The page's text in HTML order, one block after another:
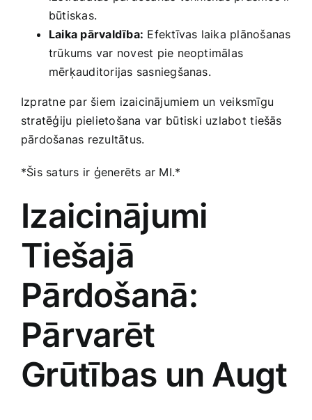
būtiskas.
Laika pārvaldība: Efektīvas laika plānošanas
trūkums var​ novest pie neoptimālas
mērķauditorijas sasniegšanas.
Izpratne par šiem ⁣izaicinājumiem ​un veiksmīgu
stratēģiju pielietošana⁢ var ⁣būtiski ‍uzlabot ⁣tiešās
pārdošanas rezultātus.
*Šis saturs ir ģenerēts ar MI.*
Izaicinājumi
Tiešajā
Pārdošanā:
Pārvarēt
Grūtības un ⁤Augt